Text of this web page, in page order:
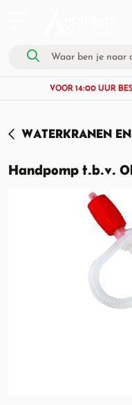
VOOR 14:00 UUR
WATERKRANEN
Handpomp t.b.v.